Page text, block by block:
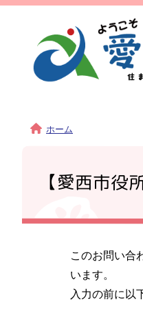
ホーム
【愛西市役
このお問い合
います。
入力の前に以